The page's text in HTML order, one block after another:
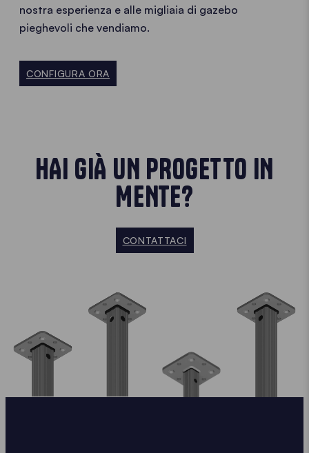
nostra esperienza e alle migliaia di gazebo
pieghevoli che vendiamo.
CONFIGURA ORA
HAI GIÀ UN PROGETTO IN
MENTE?
CONTATTACI